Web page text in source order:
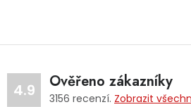
4.9 Ověřeno zákazníky
3156 recenzí. Zobrazit